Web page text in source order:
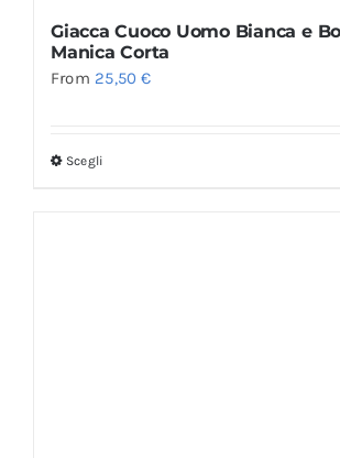
Giacca Cuoco Uomo Bianca e
Manica Corta
From 25,50€
Scegli